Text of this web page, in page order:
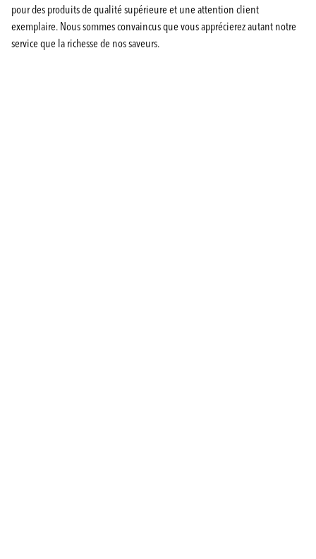
pour des produits de qualité supérieure et une attention client
exemplaire. Nous sommes convaincus que vous apprécierez autant notre
service que la richesse de nos saveurs.